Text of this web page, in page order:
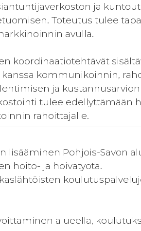
ja
Toteutus tulee
avulla.
koordinaatiotehtävät
kommunikoinnin,
ja
tulee edellyttämään
rahoittajalle.
lisääminen Pohjois-Savon
hoito- ja hoivatyötä.
alueella,